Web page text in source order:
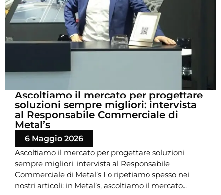
Ascoltiamo il mercato per progettare
soluzioni sempre migliori: intervista
al Responsabile Commerciale di
Metal’s
6 Maggio 2026
Ascoltiamo il mercato per progettare soluzioni
sempre migliori: intervista al Responsabile
Commerciale di Metal’s Lo ripetiamo spesso nei
nostri articoli: in Metal’s, ascoltiamo il mercato...